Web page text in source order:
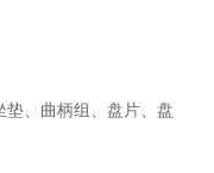
垫、曲柄组、盘片、盘